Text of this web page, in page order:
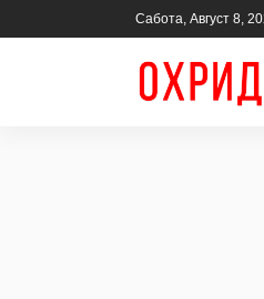
Сабота, Август 8,